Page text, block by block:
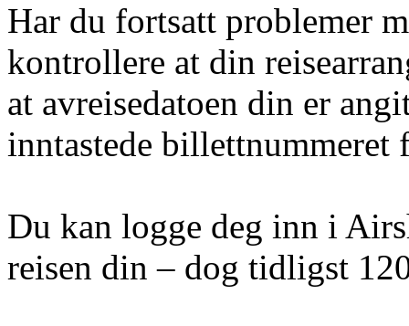
Har du fortsatt problemer
kontrollere at din
at avreisedatoen din er
inntastede
Du kan logge deg inn i
reisen din – dog tidligst